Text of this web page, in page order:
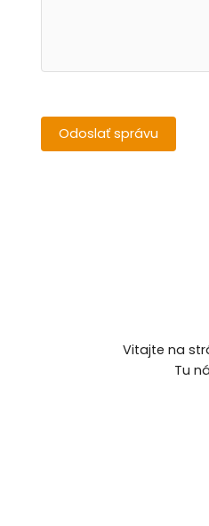
Vitajte na
Tu